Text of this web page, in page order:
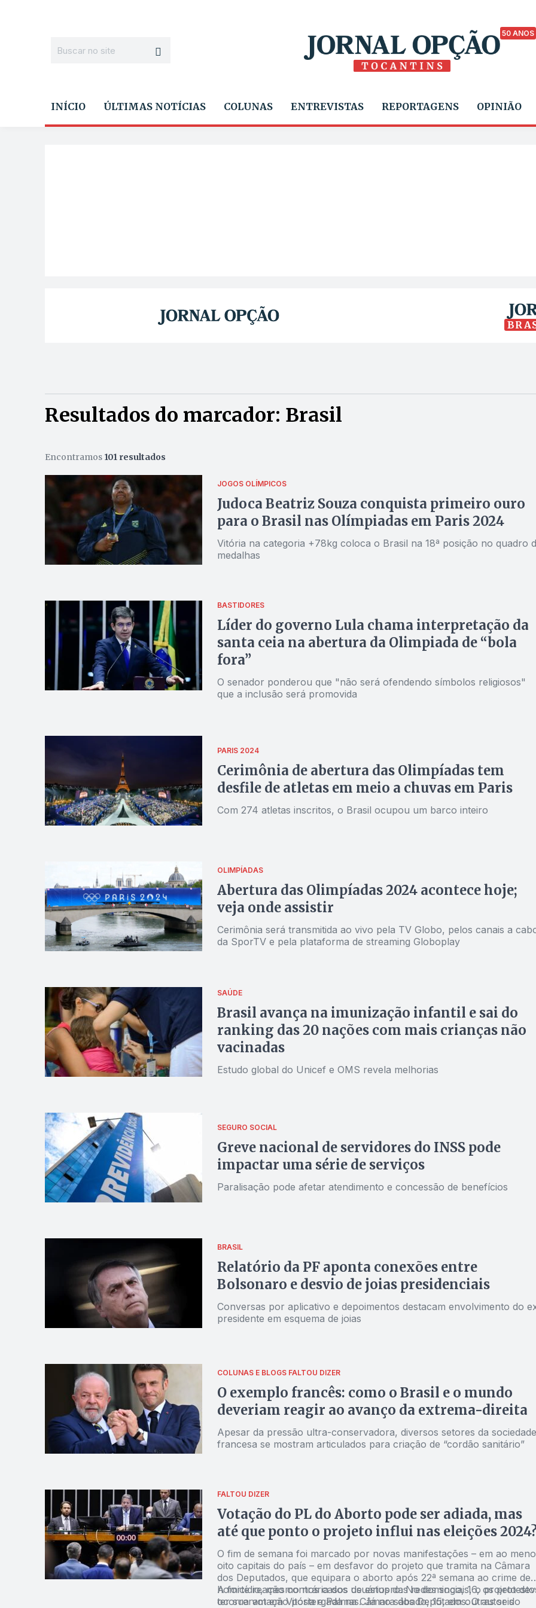
50 ANOS
INÍCIO ÚLTIMAS NOTÍCIAS COLUNAS ENTREVISTAS REPORTAGENS OPINIÃO
Resultados do marcador: Brasil
Encontramos 101 resultados
JOGOS OLÍMPICOS
Judoca Beatriz Souza conquista primeiro ouro
para o Brasil nas Olímpiadas em Paris 2024
Vitória na categoria +78kg coloca o Brasil na 18ª posição no quadro
medalhas
BASTIDORES
Líder do governo Lula chama interpretação da
santa ceia na abertura da Olimpiada de “bola
fora”
O senador ponderou que "não será ofendendo símbolos religiosos"
que a inclusão será promovida
PARIS 2024
Cerimônia de abertura das Olimpíadas tem
desfile de atletas em meio a chuvas em Paris
Com 274 atletas inscritos, o Brasil ocupou um barco inteiro
OLIMPÍADAS
Abertura das Olimpíadas 2024 acontece hoje;
veja onde assistir
Cerimônia será transmitida ao vivo pela TV Globo, pelos canais a
da SporTV e pela plataforma de streaming Globoplay
SAÚDE
Brasil avança na imunização infantil e sai do
ranking das 20 nações com mais crianças não
vacinadas
Estudo global do Unicef e OMS revela melhorias
SEGURO SOCIAL
Greve nacional de servidores do INSS pode
impactar uma série de serviços
Paralisação pode afetar atendimento e concessão de benefícios
BRASIL
Relatório da PF aponta conexões entre
Bolsonaro e desvio de joias presidenciais
Conversas por aplicativo e depoimentos destacam envolvimento do
presidente em esquema de joias
COLUNAS E BLOGS FALTOU DIZER
O exemplo francês: como o Brasil e o mundo
deveriam reagir ao avanço da extrema-direita
Apesar da pressão ultra-conservadora, diversos setores da sociedade
francesa se mostram articulados para criação de “cordão sanitário”
FALTOU DIZER
Votação do PL do Aborto pode ser adiada, mas
até que ponto o projeto influi nas eleições
O fim de semana foi marcado por novas manifestações – em ao
oito capitais do país – em desfavor do projeto que tramita na Câmara
dos Deputados, que equipara o aborto após 22ª semana ao crime de
homicídio, mesmo nos casos de estupro. No domingo, 16, os
ocorreram em Vitória e Palmas. Já no sábado, 15, em outras seis
A forte reação contrária dos usuários das redes sociais, o projeto
ter sua votação postergada na Câmara dos Deputados. O autor do